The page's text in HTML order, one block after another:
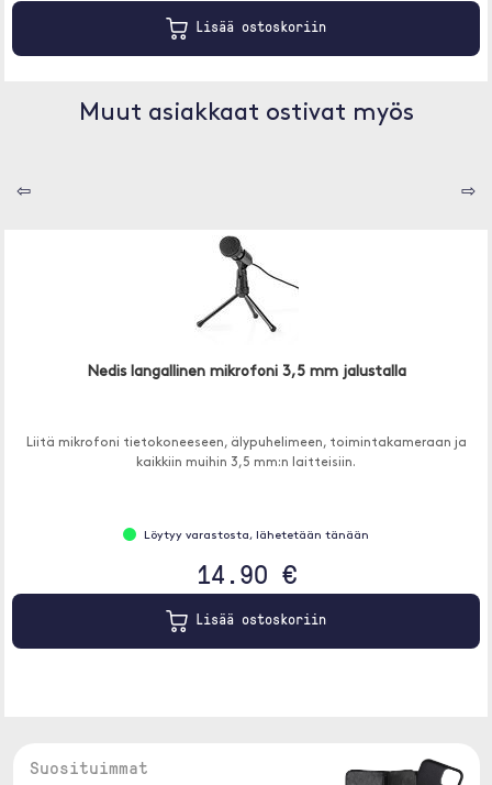
Lisää ostoskoriin
Muut asiakkaat ostivat myös
⇦ ⇨
Nedis langallinen mikrofoni 3,5 mm jalustalla
Liitä mikrofoni tietokoneeseen, älypuhelimeen, toimintakameraan ja
kaikkiin muihin 3,5 mm:n laitteisiin.
Löytyy varastosta, lähetetään tänään
14.90 €
Lisää ostoskoriin
Suosituimmat